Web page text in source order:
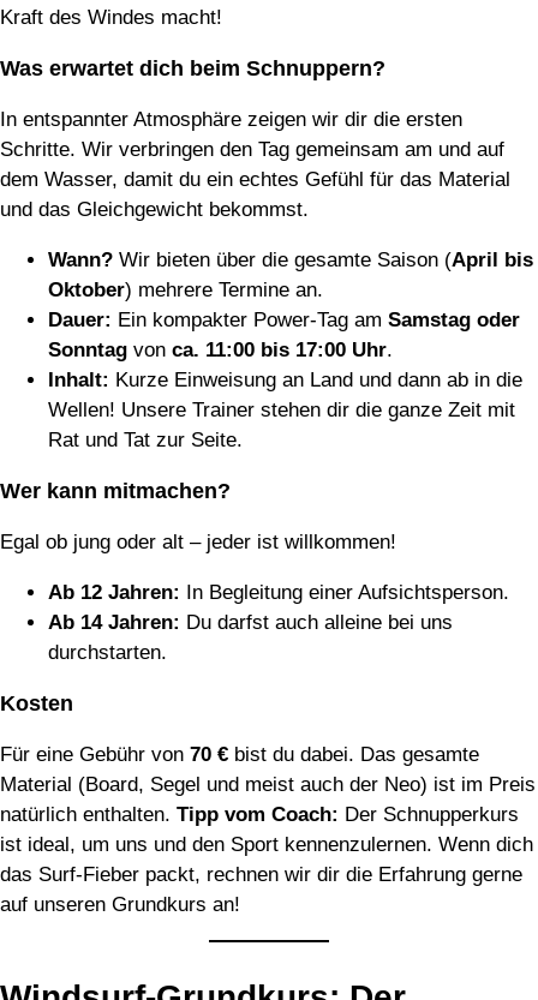
Kraft des Windes macht!
Was erwartet dich beim Schnuppern?
In entspannter Atmosphäre zeigen wir dir die ersten
Schritte. Wir verbringen den Tag gemeinsam am und auf
dem Wasser, damit du ein echtes Gefühl für das Material
und das Gleichgewicht bekommst.
Wann? Wir bieten über die gesamte Saison (April bis
Oktober) mehrere Termine an.
Dauer: Ein kompakter Power-Tag am Samstag oder
Sonntag von ca. 11:00 bis 17:00 Uhr.
Inhalt: Kurze Einweisung an Land und dann ab in die
Wellen! Unsere Trainer stehen dir die ganze Zeit mit
Rat und Tat zur Seite.
Wer kann mitmachen?
Egal ob jung oder alt – jeder ist willkommen!
Ab 12 Jahren: In Begleitung einer Aufsichtsperson.
Ab 14 Jahren: Du darfst auch alleine bei uns
durchstarten.
Kosten
Für eine Gebühr von 70 € bist du dabei. Das gesamte
Material (Board, Segel und meist auch der Neo) ist im Preis
natürlich enthalten. Tipp vom Coach: Der Schnupperkurs
ist ideal, um uns und den Sport kennenzulernen. Wenn dich
das Surf-Fieber packt, rechnen wir dir die Erfahrung gerne
auf unseren Grundkurs an!